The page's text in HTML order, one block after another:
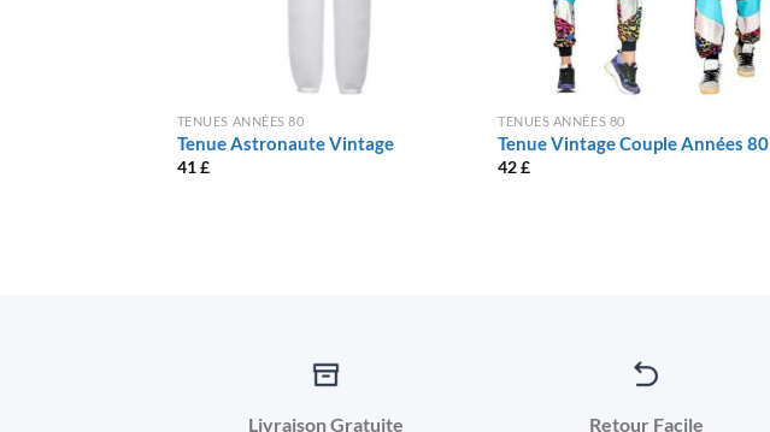
TENUES ANNÉES 80
Tenue Astronaute Vintage
41£
TENUES ANNÉES 80
Tenue Vintage Couple Années 80
42£
Livraison Gratuite Retour Facile